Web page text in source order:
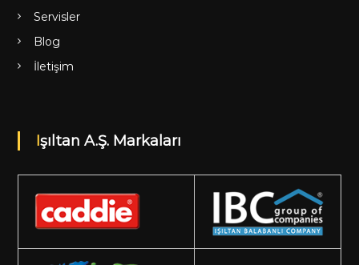
Servisler
Blog
İletişim
Işıltan A.Ş. Markaları